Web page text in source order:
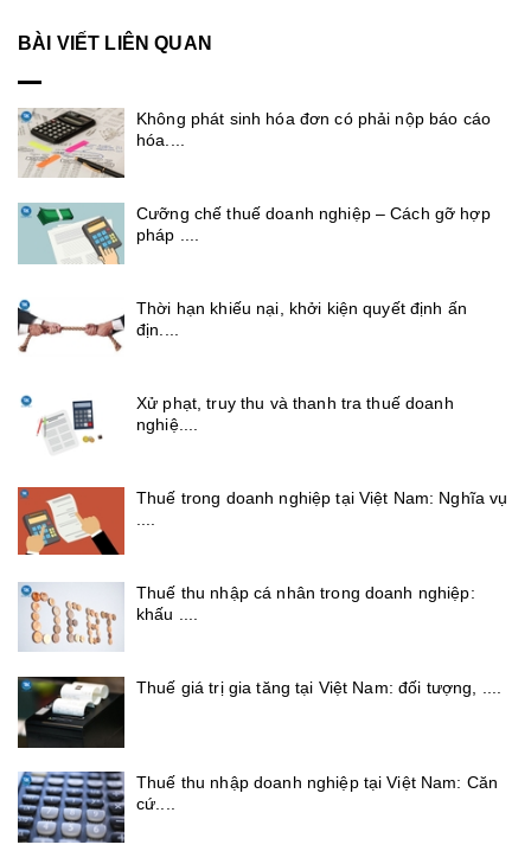
BÀI VIẾT LIÊN QUAN
Không phát sinh hóa đơn có phải nộp báo cáo
hóa....
Cưỡng chế thuế doanh nghiệp – Cách gỡ hợp
pháp ....
Thời hạn khiếu nại, khởi kiện quyết định ấn
địn....
Xử phạt, truy thu và thanh tra thuế doanh
nghiệ....
Thuế trong doanh nghiệp tại Việt Nam: Nghĩa vụ
Thuế thu nhập cá nhân trong doanh nghiệp:
khấu ....
Thuế giá trị gia tăng tại Việt Nam: đối tượng, ....
Thuế thu nhập doanh nghiệp tại Việt Nam: Căn
cứ....